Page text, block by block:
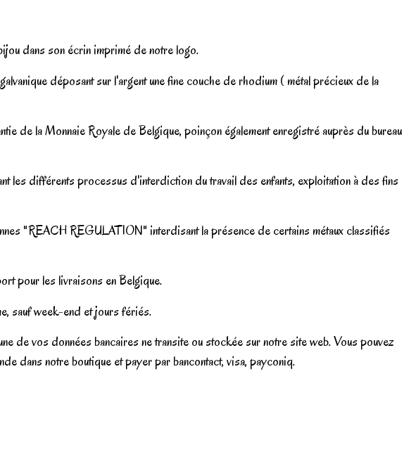
dans son écrin imprimé de notre logo.
déposant sur l'argent une fine couche de rhodium ( métal précieux de la
de la Monnaie Royale de Belgique, poinçon également enregistré auprès du bureau
les différents processus d'interdiction du travail des enfants, exploitation à des fins
"REACH REGULATION" interdisant la présence de certains métaux classifiés
pour les livraisons en Belgique.
sauf week-end et jours fériés.
de vos données bancaires ne transite ou stockée sur notre site web. Vous pouvez
dans notre boutique et payer par bancontact, visa, payconiq.